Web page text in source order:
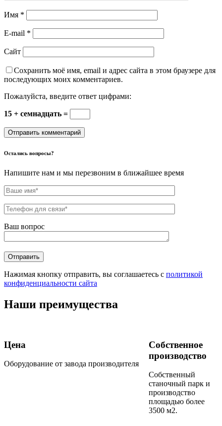
Имя *
E-mail *
Сайт
Сохранить моё имя, email и адрес сайта в этом браузере для
последующих моих комментариев.
Пожалуйста, введите ответ цифрами:
15 + семнадцать =
Остались вопросы?
Напишите нам и мы перезвоним в ближайшее время
Ваш вопрос
Нажимая кнопку отправить, вы соглашаетесь с политикой
конфиденциальности сайта
Наши преимущества
Цена
Оборудование от завода производителя
Собственное
производство
Собственный
станочный парк и
производство
площадью более
3500 м2.